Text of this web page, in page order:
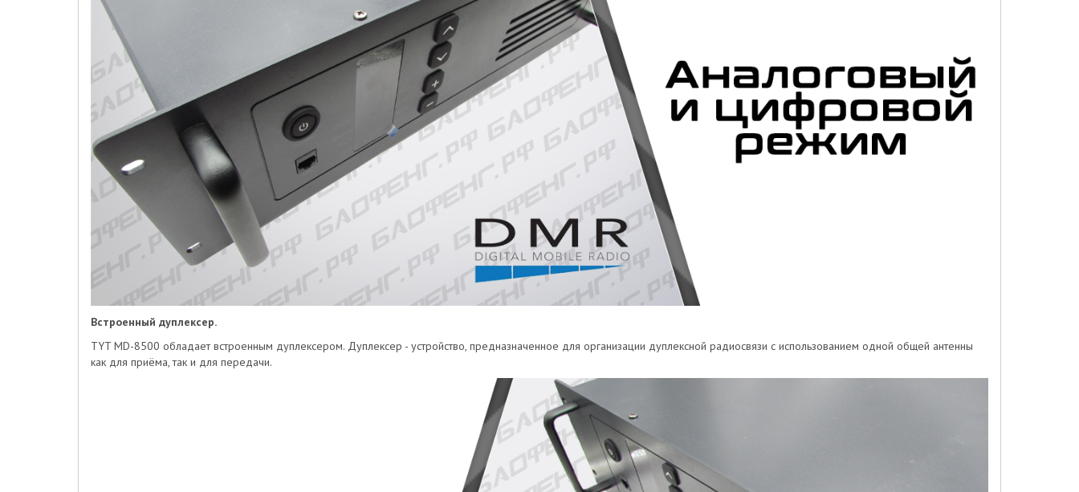
Встроенный дуплексер.
TYT MD-8500 обладает встроенным дуплексером. Дуплексер - устройство, предназначенное для организации дуплексной радиосвязи с использованием одной общей антенны
как для приёма, так и для передачи.